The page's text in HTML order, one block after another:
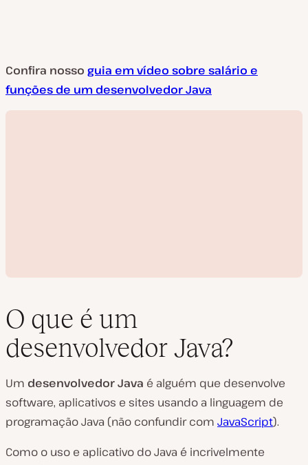
Confira nosso guia em vídeo sobre salário e
funções de um desenvolvedor Java
p
o
d
u
i
r
O que é um
desenvolvedor Java?
Um desenvolvedor Java é alguém que desenvolve
software, aplicativos e sites usando a linguagem de
programação Java (não confundir com JavaScript).
Como o uso e aplicativo do Java é incrivelmente